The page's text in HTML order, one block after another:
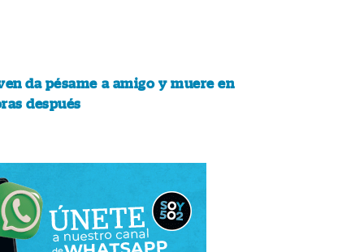
da pésame a amigo y muere en
después